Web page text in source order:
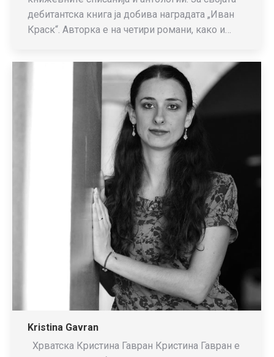
дебитантска книга ја добива наградата „Иван
Краск“. Авторка е на четири романи, како и…
Kristina Gavran
Хрватска Кристина Гавран Кристина Гавран е